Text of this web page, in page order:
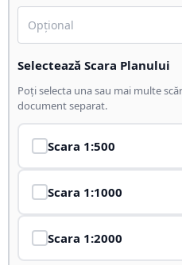
Selectează Scara Planului
Poți selecta una sau mai multe
document separat.
Scara 1:500
Scara 1:1000
Scara 1:2000